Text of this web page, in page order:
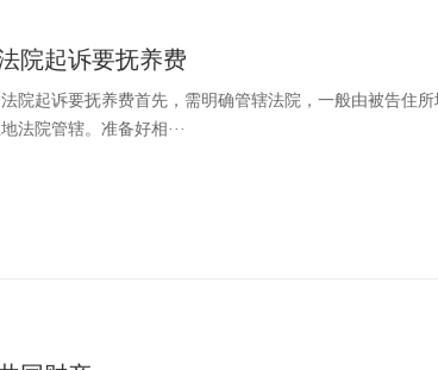
院起诉要抚养费
院起诉要抚养费首先，需明确管辖法院，一般由被告住
法院管辖。准备好相···